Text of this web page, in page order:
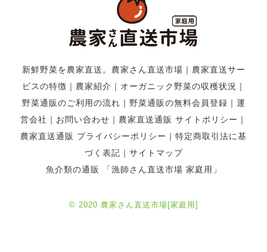
新鮮野菜を農家直送。農家さん直送市場 ｜ 農家直送サー
ビスの特徴 ｜ 農家紹介 ｜ オーガニック野菜の収穫状況 ｜
野菜通販のご利用の流れ ｜ 野菜通販の無料会員登録 ｜ 運
営会社 ｜ お問い合わせ ｜ 農家直送通販 サイトポリシー ｜
農家直送通販 プライバシーポリシー ｜ 特定商取引法に基
づく表記 ｜ サイトマップ
魚介類の通販 「漁師さん直送市場 家庭用」
© 2020 農家さん直送市場[家庭用]